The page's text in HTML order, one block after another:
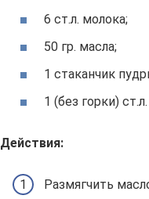
6 ст.л. молока;
50 гр. масла;
1 стаканчик
1 (без горки)
Действия:
Размягчить